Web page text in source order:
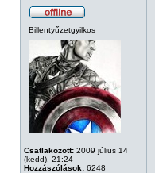
Billentyűzetgyilkos
Csatlakozott: 2009 július 14
(kedd), 21:24
Hozzászólások: 6248